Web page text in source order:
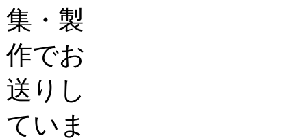
集・製
作でお
送りし
ていま